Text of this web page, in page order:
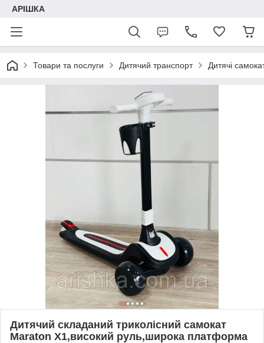
АРІШКА
Товари та послуги Дитячий транспорт Дитячі
Дитячий складаний триколісний самокат
Maraton X1,високий руль,широка платформа